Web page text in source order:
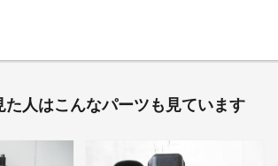
た人はこんなパーツも見ています